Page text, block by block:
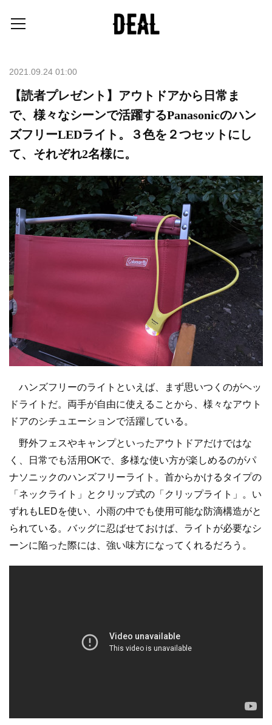
2021.09.24 01:00
【読者プレゼント】アウトドアから日常ま
で、様々なシーンで活躍するPanasonicのハン
ズフリーLEDライト。３色を２つセットにし
て、それぞれ2名様に。
ハンズフリーのライトといえば、まず思いつくのがヘッ
ドライトだ。両手が自由に使えることから、様々なアウト
ドアのシチュエーションで活躍している。
野外フェスやキャンプといったアウトドアだけではな
く、日常でも活用OKで、多様な使い方が楽しめるのがパ
ナソニックのハンズフリーライト。首からかけるタイプの
「ネックライト」とクリップ式の「クリップライト」。い
ずれもLEDを使い、小雨の中でも使用可能な防滴構造がと
られている。バッグに忍ばせておけば、ライトが必要なシ
ーンに陥った際には、強い味方になってくれるだろう。